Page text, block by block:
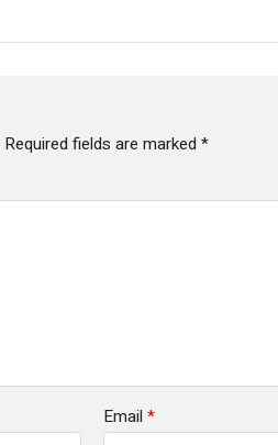
Required fields are marked *
Email *